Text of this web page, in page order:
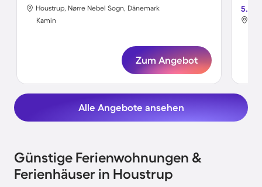
Houstrup, Nørre Nebel Sogn, Dänemark
Kamin
Zum Angebot
5.0
Alle Angebote ansehen
Günstige Ferienwohnungen &
Ferienhäuser in Houstrup